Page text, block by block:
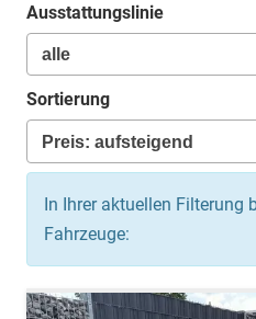
Ausstattungslinie
Sortierung
In Ihrer aktuellen Filterung
Fahrzeuge: